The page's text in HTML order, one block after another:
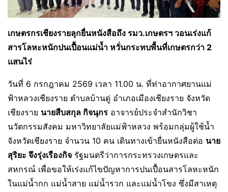
เกษตรกรเชียงรายลุกยื่นหนังสือถึง รมว.เกษตรฯ วอนเร่งแก้
สารโลหะหนักปนเปื้อนแม่น้ำ หวั่นกระทบพื้นที่เกษตรกว่า 2
แสนไร่
วันที่ 6 กรกฎาคม 2569 เวลา 11.00 น. ที่ท่าอากาศยานแม่
ฟ้าหลวงเชียงราย ตำบลบ้านดู่ อำเภอเมืองเชียงราย จังหวัด
เชียงราย นายสืบสกุล กิจนุกร อาจารย์ประจำสำนักวิชา
นวัตกรรมสังคม มหาวิทยาลัยแม่ฟ้าหลวง พร้อมกลุ่มผู้ใช้น้ำ
จังหวัดเชียงราย จำนวน 10 คน เดินทางเข้ายื่นหนังสือต่อ นาย
สุริยะ จึงรุ่งเรืองกิจ รัฐมนตรีว่าการกระทรวงเกษตรและ
สหกรณ์ เพื่อขอให้เร่งแก้ไขปัญหาการปนเปื้อนสารโลหะหนัก
ในแม่น้ำกก แม่น้ำสาย แม่น้ำรวก และแม่น้ำโขง ซึ่งมีสาเหตุ